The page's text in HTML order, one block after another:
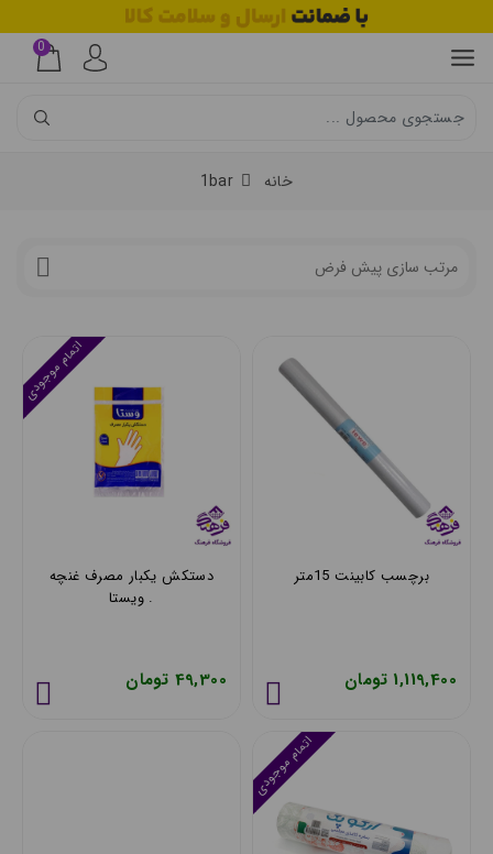
0
خانه 1bar
برچسب کابینت 15متر
1,119,400 تومان
اتمام موجودی
دستکش یکبار مصرف غنچه
. ویستا
49,300 تومان
اتمام موجودی